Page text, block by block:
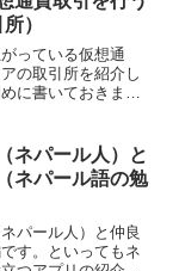
、...
）
っている仮想通
の取引所を紹介し
に書いておきます
が、別に何か儲け
も、送...
ネパール人）と
ネパール語の勉
パール人）と仲良
す。といってもネ